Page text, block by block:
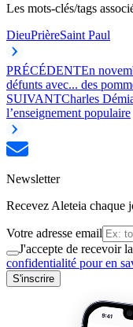
Les mots-clés/tags
DieuPrièreSaint Paul
PRÉCÉDENTEn
défunts avec... des
SUIVANTCharles
l’enseignement populaire
Newsletter
Recevez Aleteia chaque
Votre adresse email
J'accepte de recevoir
confidentialité pour en
S'inscrire